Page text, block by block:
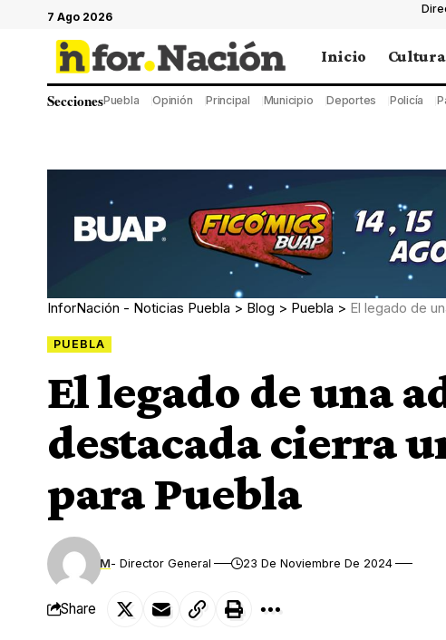
7 Ago 2026
Inicio Cultura
SeccionesPuebla Opinión Principal Municipio Deportes Policía
InforNación - Noticias Puebla > Blog > Puebla > El legado de
PUEBLA
El legado de una
destacada cierra
para Puebla
M- Director General 23 De Noviembre De 2024
Share